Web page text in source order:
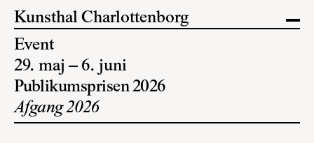
Kunsthal Charlottenborg
Event
29. maj – 6. juni
Publikumsprisen 2026
Afgang 2026